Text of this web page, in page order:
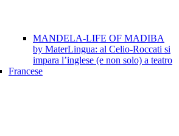
MANDELA-LIFE OF MADIBA
by MaterLingua: al Celio-Roccati si
impara l’inglese (e non solo) a teatro
Francese